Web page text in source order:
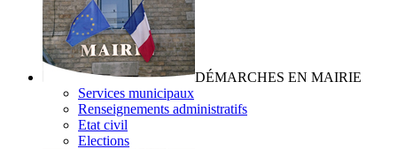
DÉMARCHES EN MAIRIE
Services municipaux
Renseignements administratifs
Etat civil
Elections